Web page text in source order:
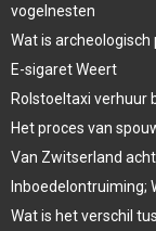
vogelnesten
Wat is
E-sigaret Weert
Rolstoeltaxi verhuur
Het proces van
Van Zwitserland
Inboedelontruiming;
Wat is het verschil